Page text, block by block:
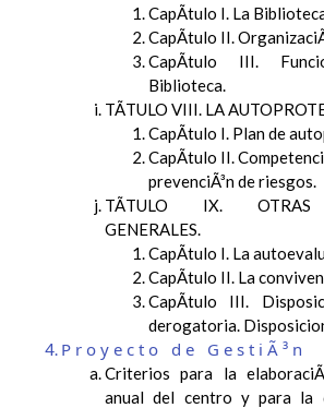
CapÃ­tulo I. La
CapÃ­tulo II.
CapÃ­tulo III.
Biblioteca.
TÃTULO VIII. LA
CapÃ­tulo I. Plan de
CapÃ­tulo II.
prevenciÃ³n de riesgos.
TÃTULO IX. OTRAS
GENERALES.
CapÃ­tulo I. La
CapÃ­tulo II. La
CapÃ­tulo III.
derogatoria.
Proyecto de GestiÃ³n
Criterios para la
anual del centro y para la